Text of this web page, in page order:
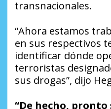
transnacionales.
“Ahora estamos
en sus respectivos
identificar dónde
terroristas
sus drogas”, dijo
“De hecho,